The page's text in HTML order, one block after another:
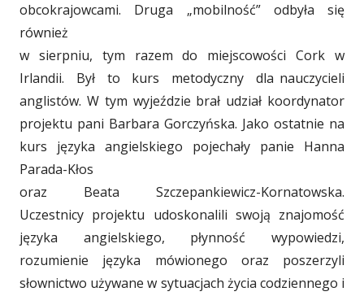
obcokrajowcami. Druga „mobilność” odbyła się
również
w sierpniu, tym razem do miejscowości Cork w
Irlandii. Był to kurs metodyczny dla nauczycieli
anglistów. W tym wyjeździe brał udział koordynator
projektu pani Barbara Gorczyńska. Jako ostatnie na
kurs języka angielskiego pojechały panie Hanna
Parada-Kłos
oraz Beata Szczepankiewicz-Kornatowska.
Uczestnicy projektu udoskonalili swoją znajomość
języka angielskiego, płynność wypowiedzi,
rozumienie języka mówionego oraz poszerzyli
słownictwo używane w sytuacjach życia codziennego i